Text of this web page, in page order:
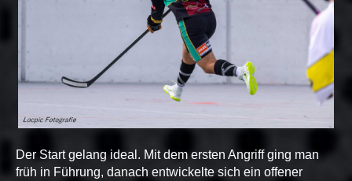
Der Start gelang ideal. Mit dem ersten Angriff ging man
früh in Führung, danach entwickelte sich ein offener